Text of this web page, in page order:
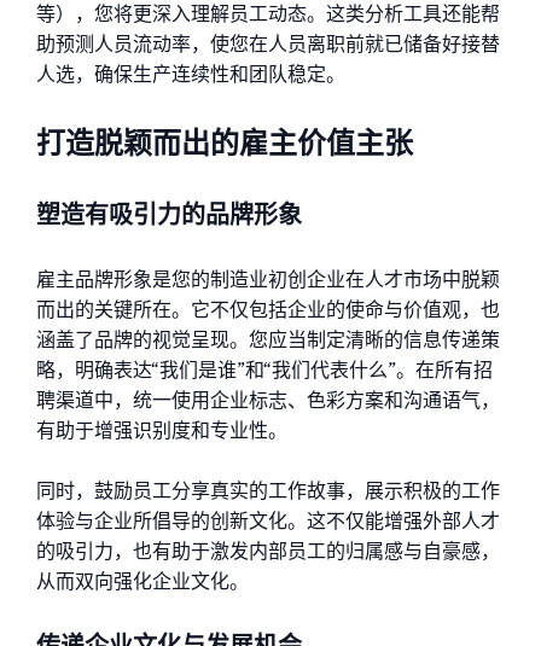
等），您将更深入理解员工动态。这类分析工具还能帮
助预测人员流动率，使您在人员离职前就已储备好接替
人选，确保生产连续性和团队稳定。
打造脱颖而出的雇主价值主张
塑造有吸引力的品牌形象
雇主品牌形象是您的制造业初创企业在人才市场中脱颖
而出的关键所在。它不仅包括企业的使命与价值观，也
涵盖了品牌的视觉呈现。您应当制定清晰的信息传递策
略，明确表达“我们是谁”和“我们代表什么”。在所有招
聘渠道中，统一使用企业标志、色彩方案和沟通语气，
有助于增强识别度和专业性。
同时，鼓励员工分享真实的工作故事，展示积极的工作
体验与企业所倡导的创新文化。这不仅能增强外部人才
的吸引力，也有助于激发内部员工的归属感与自豪感，
从而双向强化企业文化。